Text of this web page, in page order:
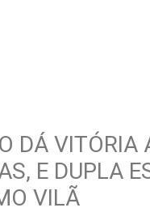
DÁ VITÓRIA
E DUPLA
VILÃ